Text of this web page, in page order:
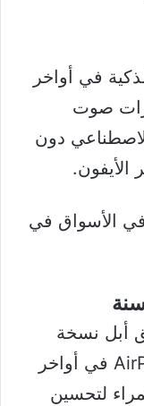
في أواخر
صوت
دون
الأسواق في
أبل نسخة
محسنة من سماعات AirPods Pro 3 في أواخر
لتحسين